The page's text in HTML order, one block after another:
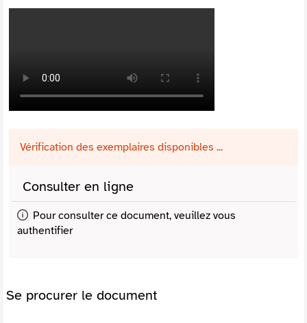
Vérification des exemplaires disponibles ...
Consulter en ligne
Pour consulter ce document, veuillez vous
authentifier
Se procurer le document